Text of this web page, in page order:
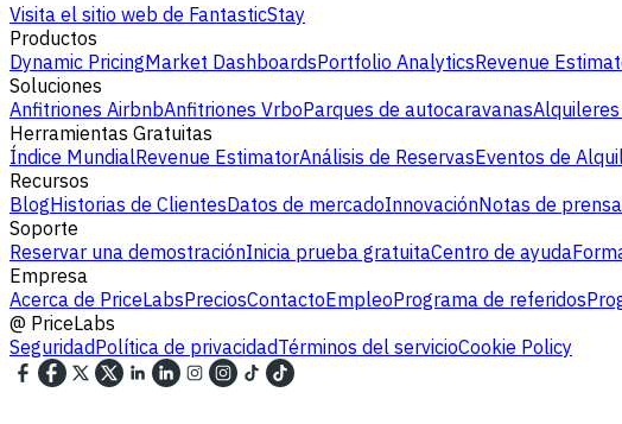
Visita el sitio web de FantasticStay
Productos
Dynamic PricingMarket DashboardsPortfolio AnalyticsRevenue
Soluciones
Anfitriones AirbnbAnfitriones VrboParques de autocaravanas
Herramientas Gratuitas
Índice MundialRevenue EstimatorAnálisis de ReservasEventos de
Recursos
BlogHistorias de ClientesDatos de mercadoInnovaciónNotas de prensa
Soporte
Reservar una demostraciónInicia prueba gratuitaCentro de ayuda
Empresa
Acerca de PriceLabsPreciosContactoEmpleoPrograma de referidos
@ PriceLabs
SeguridadPolítica de privacidadTérminos del servicioCookie Policy